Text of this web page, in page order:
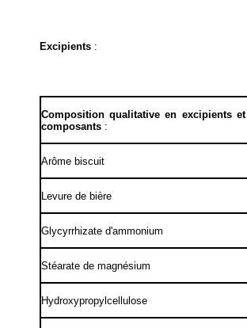
Excipients :
Composition qualitative en excipients
composants :
Arôme biscuit
Levure de bière
Glycyrrhizate d'ammonium
Stéarate de magnésium
Hydroxypropylcellulose